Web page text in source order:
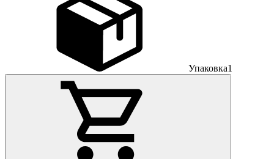
Упаковка1